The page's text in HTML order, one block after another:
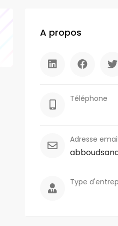
A propos
Téléphone
Adresse email
Type